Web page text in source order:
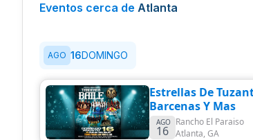
Eventos cerca de Atlanta
AGO 16DOMINGO
Estrellas De
Barcenas Y Mas
AGO
16
Rancho El Paraiso
Atlanta,GA